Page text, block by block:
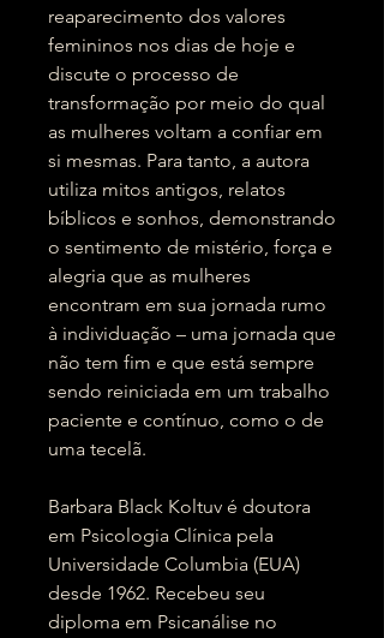
reaparecimento dos valores
femininos nos dias de hoje e
discute o processo de
transformação por meio do qual
as mulheres voltam a confiar em
si mesmas. Para tanto, a autora
utiliza mitos antigos, relatos
bíblicos e sonhos, demonstrando
o sentimento de mistério, força e
alegria que as mulheres
encontram em sua jornada rumo
à individuação – uma jornada que
não tem fim e que está sempre
sendo reiniciada em um trabalho
paciente e contínuo, como o de
uma tecelã.
Barbara Black Koltuv é doutora
em Psicologia Clínica pela
Universidade Columbia (EUA)
desde 1962. Recebeu seu
diploma em Psicanálise no